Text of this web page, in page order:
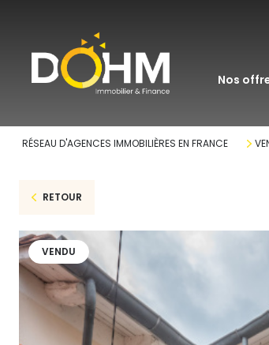
nos
acheter
RÉSEAU D'AGENCES IMMOBILIÈRES EN FRANCE
RETOUR
VENDU